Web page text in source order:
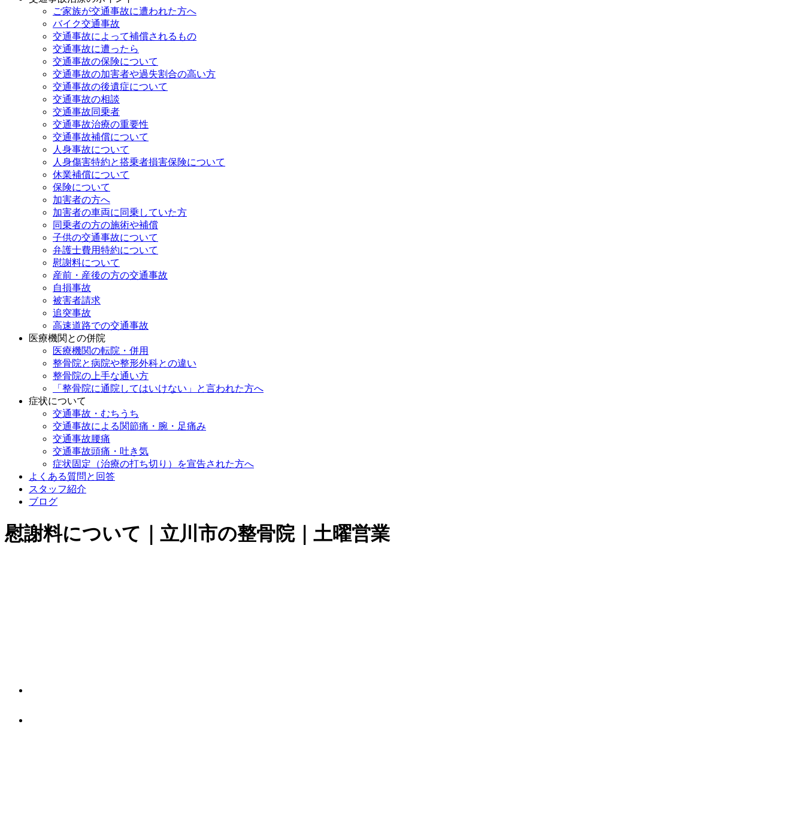
ご家族が交通事故に遭われた方へ
バイク交通事故
交通事故によって補償されるもの
交通事故に遭ったら
交通事故の保険について
交通事故の加害者や過失割合の高い方
交通事故の後遺症について
交通事故の相談
交通事故同乗者
交通事故治療の重要性
交通事故補償について
人身事故について
人身傷害特約と搭乗者損害保険について
休業補償について
保険について
加害者の方へ
加害者の車両に同乗していた方
同乗者の方の施術や補償
子供の交通事故について
弁護士費用特約について
慰謝料について
産前・産後の方の交通事故
自損事故
被害者請求
追突事故
高速道路での交通事故
医療機関との併院
医療機関の転院・併用
整骨院と病院や整形外科との違い
整骨院の上手な通い方
「整骨院に通院してはいけない」と言われた方へ
症状について
交通事故・むちうち
交通事故による関節痛・腕・足痛み
交通事故腰痛
交通事故頭痛・吐き気
症状固定（治療の打ち切り）を宣告された方へ
よくある質問と回答
スタッフ紹介
ブログ
慰謝料について｜立川市の整骨院｜土曜営業